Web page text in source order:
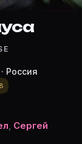
Россия
, Сергей